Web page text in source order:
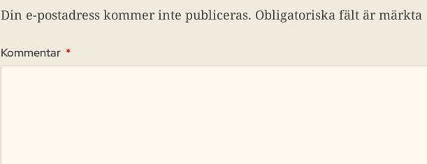
Din e-postadress kommer inte publiceras. Obligatoriska fält är märkta
Kommentar *